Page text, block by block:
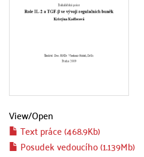
View/Open
Text práce (468.9Kb)
Posudek vedoucího (1.139Mb)